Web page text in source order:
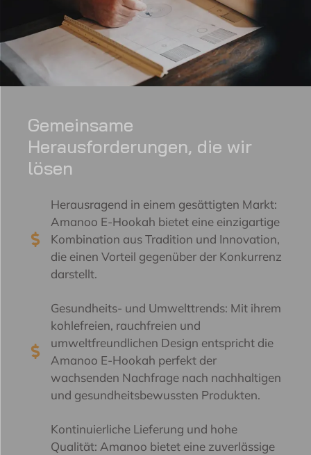
Gemeinsame
Herausforderungen, die wir
lösen
Herausragend in einem gesättigten Markt:
Amanoo E-Hookah bietet eine einzigartige
Kombination aus Tradition und Innovation,
die einen Vorteil gegenüber der Konkurrenz
darstellt.
Gesundheits- und Umwelttrends: Mit ihrem
kohlefreien, rauchfreien und
umweltfreundlichen Design entspricht die
Amanoo E-Hookah perfekt der
wachsenden Nachfrage nach nachhaltigen
und gesundheitsbewussten Produkten.
Kontinuierliche Lieferung und hohe
Qualität: Amanoo bietet eine zuverlässige